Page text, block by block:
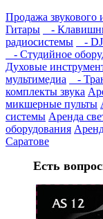
Продажа звукового
Гитары
-
радиосистемы
- DJ
- Студийное
Духовые
мультимедиа
-
комплекты звука
микшерные пульты
системы Аренда
оборудования
Саратове
Есть